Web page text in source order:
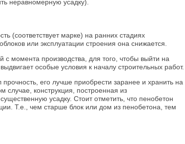
неравномерную усадку).
(соответствует марке) на ранних стадиях
или эксплуатации строения она снижается.
момента производства, для того, чтобы выйти на
особые условия к началу строительных работ.
его лучше приобрести заранее и хранить на
случае, конструкция, построенная из
усадку. Стоит отметить, что пенобетон
Т.е., чем старше блок или дом из пенобетона, тем